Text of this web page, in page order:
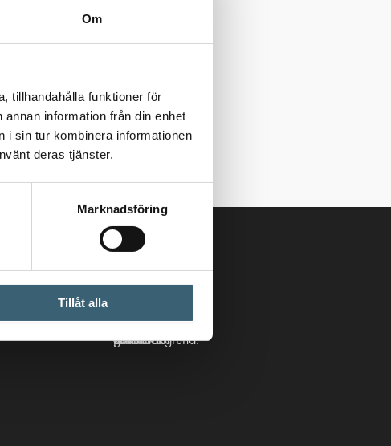
Om
tillhandahålla funktioner för
information från din enhet
i sin tur kombinera informationen
deras tjänster.
Marknadsföring
Tillåt alla
Följ oss